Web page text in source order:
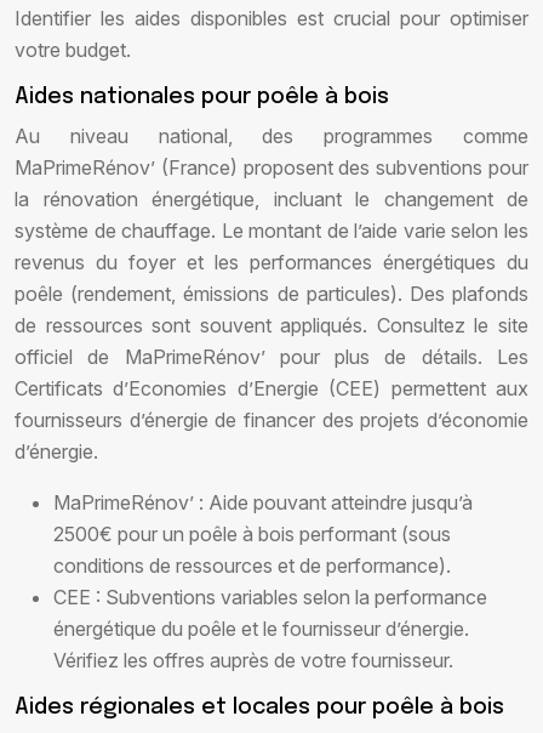
Identifier les aides disponibles est crucial pour optimiser
votre budget.
Aides nationales pour poêle à bois
Au niveau national, des programmes comme
MaPrimeRénov’ (France) proposent des subventions pour
la rénovation énergétique, incluant le changement de
système de chauffage. Le montant de l’aide varie selon les
revenus du foyer et les performances énergétiques du
poêle (rendement, émissions de particules). Des plafonds
de ressources sont souvent appliqués. Consultez le site
officiel de MaPrimeRénov’ pour plus de détails. Les
Certificats d’Economies d’Energie (CEE) permettent aux
fournisseurs d’énergie de financer des projets d’économie
d’énergie.
MaPrimeRénov’ : Aide pouvant atteindre jusqu’à
2500€ pour un poêle à bois performant (sous
conditions de ressources et de performance).
CEE : Subventions variables selon la performance
énergétique du poêle et le fournisseur d’énergie.
Vérifiez les offres auprès de votre fournisseur.
Aides régionales et locales pour poêle à bois